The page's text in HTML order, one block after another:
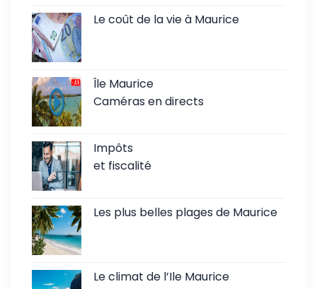
Le coût de la vie à Maurice
Île Maurice
Caméras en directs
Impôts
et fiscalité
Les plus belles plages de Maurice
Le climat de l’Ile Maurice